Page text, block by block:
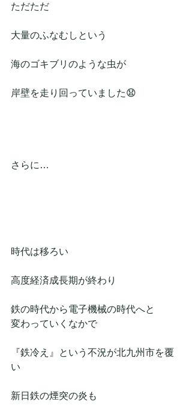
ただただ
大量のふなむしという
海のゴキブリのような虫が
岸壁を走り回っていました😧
さらに…
時代は移ろい
高度経済成長期が終わり
鉄の時代から電子機械の時代へと
変わっていくなかで
『鉄冷え』という不況が北九州市を覆
い
新日鉄の煙突の炎も